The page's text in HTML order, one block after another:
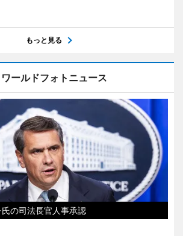
もっと見る
ワールドフォトニュース
の司法長官人事承認